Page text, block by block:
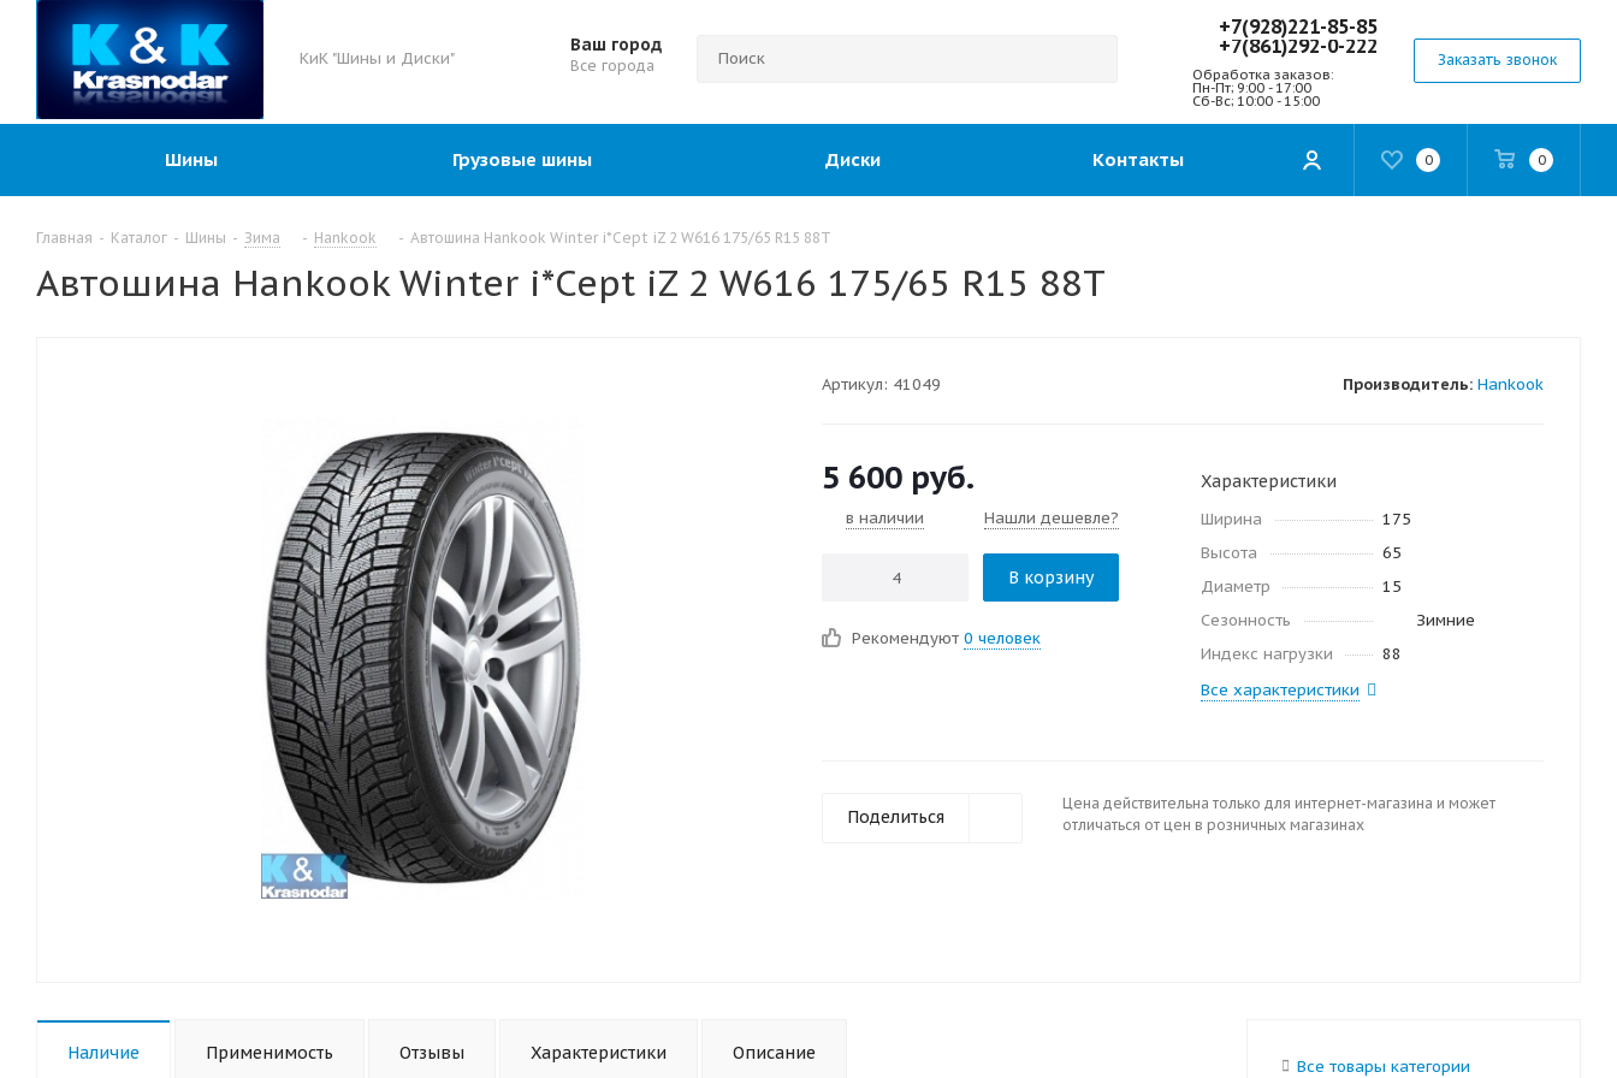
КиК "Шины и Диски"
Ваш город
Все города
+7(928)221-85-85
+7(861)292-0-222
Обработка заказов:
Пн-Пт; 9:00 - 17:00
Сб-Вс; 10:00 - 15:00
Заказать звонок
0 0
Шины Грузовые шины Диски Контакты
Главная - Каталог - Шины - Зима - Hankook - Автошина Hankook Winter i*Cept iZ 2 W616 175/65 R15 88T
Автошина Hankook Winter i*Cept iZ 2 W616 175/65 R15 88T
Артикул: 41049 Производитель: Hankook
5 600 руб.
в наличии Нашли дешевле?
В корзину
Рекомендуют 0 человек
Характеристики
Ширина
175
Высота
65
Диаметр
15
Сезонность
Зимние
Индекс нагрузки
88
Все характеристики
Поделиться
Цена действительна только для интернет-магазина и может
отличаться от цен в розничных магазинах
Наличие Применимость Отзывы Характеристики Описание
Все товары категории